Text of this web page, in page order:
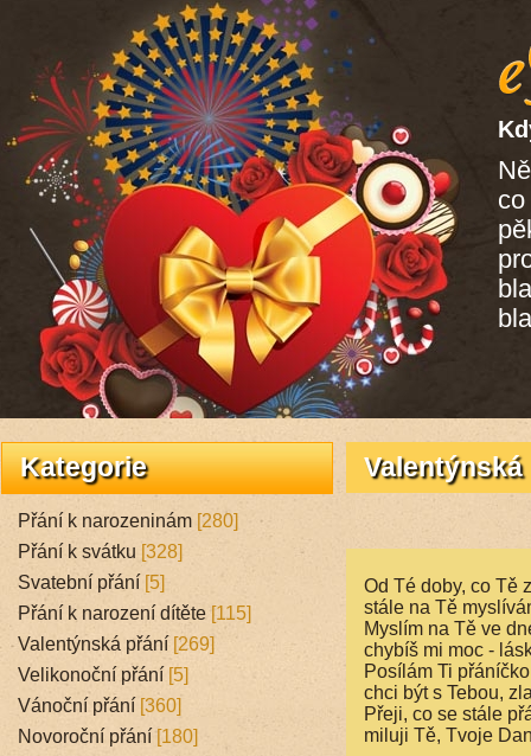
Kategorie
Přání k narozeninám [280]
Přání k svátku [328]
Svatební přání [5]
Přání k narození dítěte [115]
Valentýnská přání [269]
Velikonoční přání [5]
Vánoční přání [360]
Novoroční přání [180]
Valentýnská
Od Té doby, co Tě
stále na Tě
Myslím na Tě ve
chybíš mi moc -
Posílám Ti
chci být s Tebou,
Přeji, co se stále
miluji Tě, Tvoje